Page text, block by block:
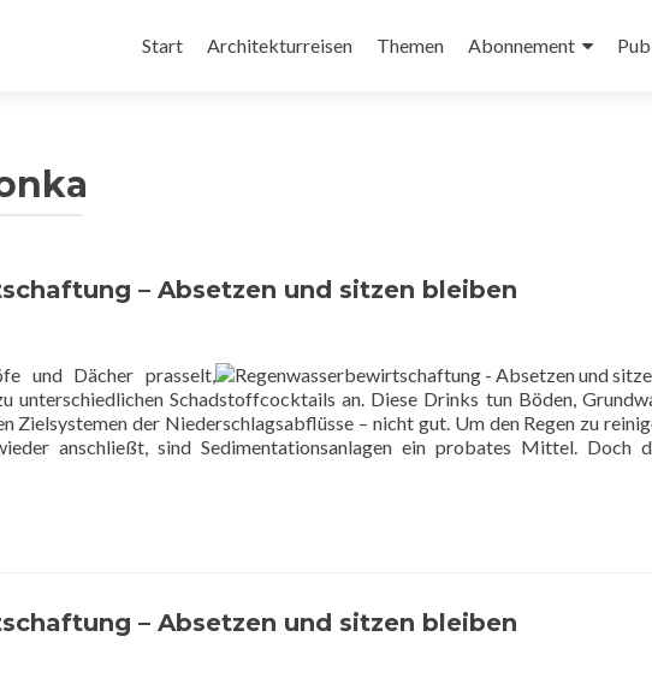
Inhalt
Start Architekturreisen Themen Abonnement
– Absetzen und sitzen bleiben
und Dächer prasselt,
unterschiedlichen Schadstoffcocktails an. Diese Drinks tun Böden,
Zielsystemen der Niederschlagsabflüsse – nicht gut. Um den Regen zu
anschließt, sind Sedimentationsanlagen ein probates Mittel. Doch
– Absetzen und sitzen bleiben